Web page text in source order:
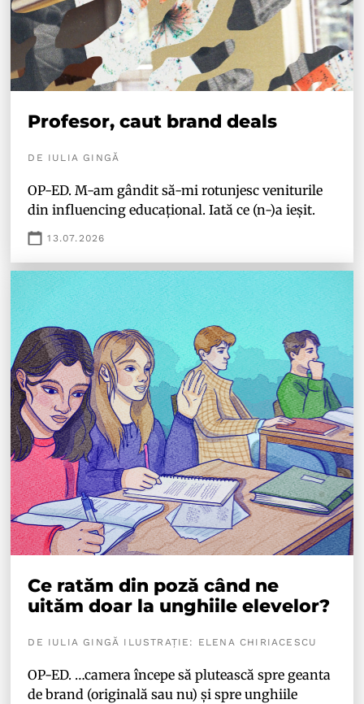
Profesor, caut brand deals
DE IULIA GINGĂ
OP-ED. M-am gândit să-mi rotunjesc veniturile
din influencing educațional. Iată ce (n-)a ieșit.
13.07.2026
Ce ratăm din poză când ne
uităm doar la unghiile elevelor?
DE IULIA GINGĂ ILUSTRAȚIE: ELENA CHIRIACESCU
OP-ED. …camera începe să plutească spre geanta
de brand (originală sau nu) și spre unghiile